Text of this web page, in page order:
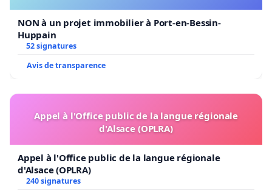
NON à un projet immobilier à Port-en-Bessin-
Huppain
52 signatures
Avis de transparence
Appel à l'Office public de la langue régionale
d'Alsace (OPLRA)
Appel à l'Office public de la langue régionale
d'Alsace (OPLRA)
240 signatures